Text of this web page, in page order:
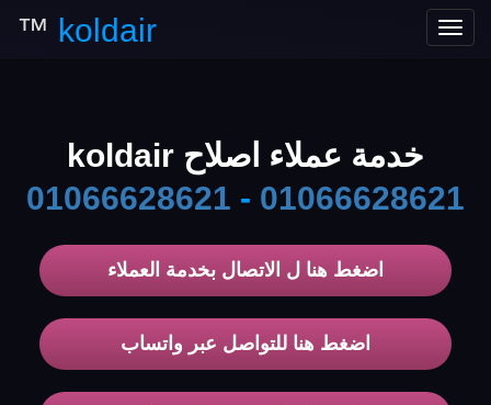
Toggle
koldair
™
خدمة عملاء اصلاح koldair
01066628621 - 01066628621
اضغط هنا ل الاتصال بخدمة العملاء
اضغط هنا للتواصل عبر واتساب